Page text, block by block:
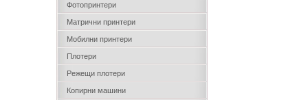
Фотопринтери
Матрични принтери
Мобилни принтери
Плотери
Режещи плотери
Копирни машини